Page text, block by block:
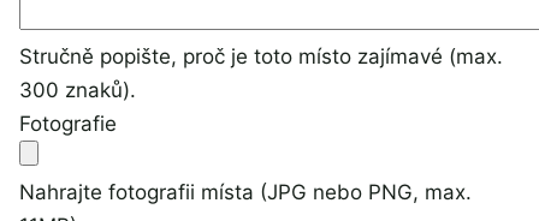
Stručně popište, proč je toto místo zajímavé (max.
300 znaků).
Fotografie
Nahrajte fotografii místa (JPG nebo PNG, max.